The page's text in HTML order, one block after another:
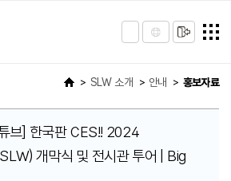
SLW 소개 안내 홍보자료
브] 한국판 CES!! 2024
개막식 및 전시관 투어 | Big